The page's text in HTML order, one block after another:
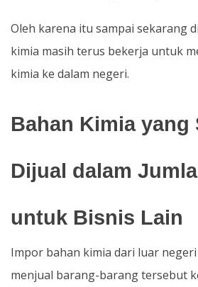
Oleh karena itu sampai sekarang
kimia masih terus bekerja untuk
kimia ke dalam negeri.
Bahan Kimia yang
Dijual dalam
untuk Bisnis Lain
Impor bahan kimia dari luar
menjual barang-barang tersebut